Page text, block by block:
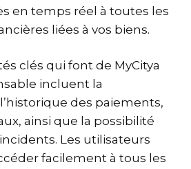
en temps réel à toutes les
liées à vos biens.
clés qui font de MyCitya
incluent la
des paiements,
ainsi que la possibilité
Les utilisateurs
facilement à tous les